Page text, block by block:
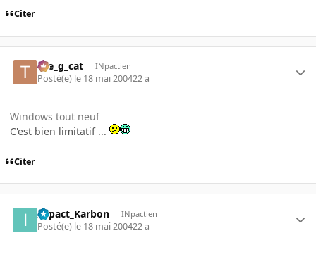
Citer
the_g_cat INpactien
Posté(e) le 18 mai 200422 a
Windows tout neuf
C'est bien limitatif ...
Citer
INpact_Karbon INpactien
Posté(e) le 18 mai 200422 a